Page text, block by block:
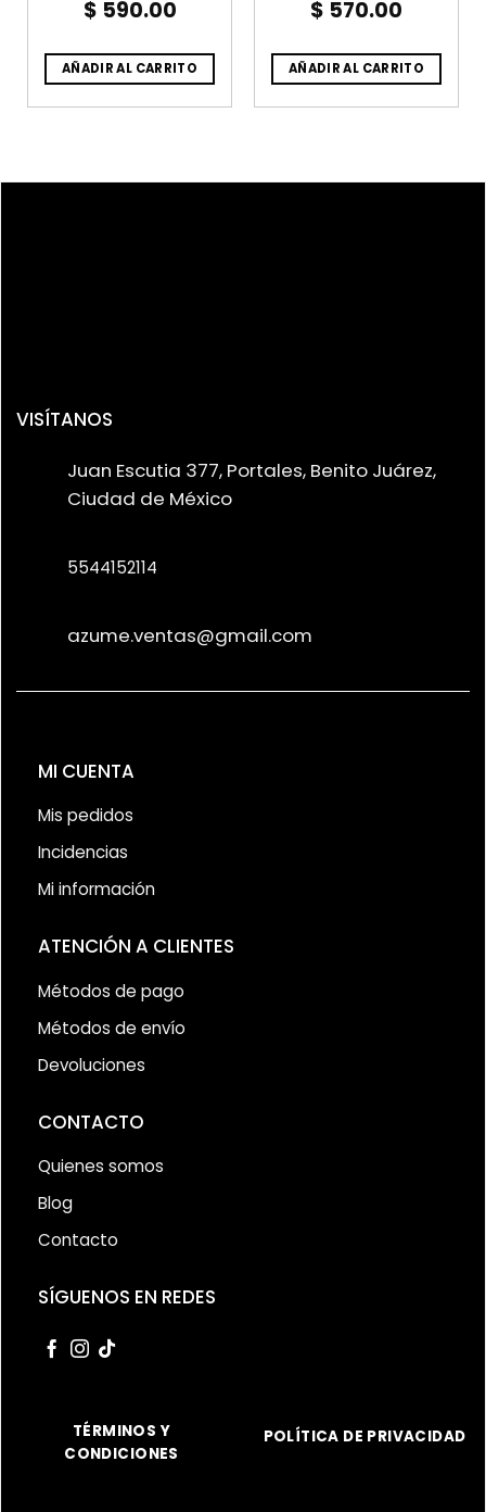
$ 590.00
AÑADIR AL CARRITO
$ 570.00
AÑADIR AL CARRITO
VISÍTANOS
Juan Escutia 377, Portales, Benito Juárez,
Ciudad de México
5544152114
azume.ventas@gmail.com
MI CUENTA
Mis pedidos
Incidencias
Mi información
ATENCIÓN A CLIENTES
Métodos de pago
Métodos de envío
Devoluciones
CONTACTO
Quienes somos
Blog
Contacto
SÍGUENOS EN REDES
TÉRMINOS Y
CONDICIONES
POLÍTICA DE PRIVACIDAD